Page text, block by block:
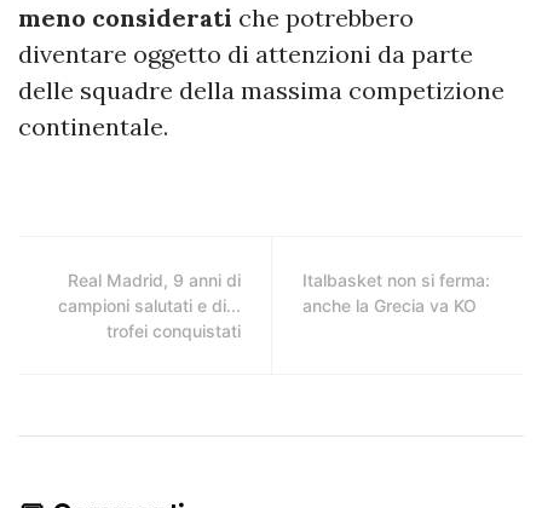
meno considerati che potrebbero
diventare oggetto di attenzioni da parte
delle squadre della massima competizione
continentale.
Real Madrid, 9 anni di
campioni salutati e di...
trofei conquistati
Italbasket non si ferma:
anche la Grecia va KO